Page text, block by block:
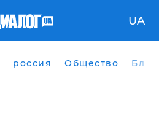
UA
россия Общество